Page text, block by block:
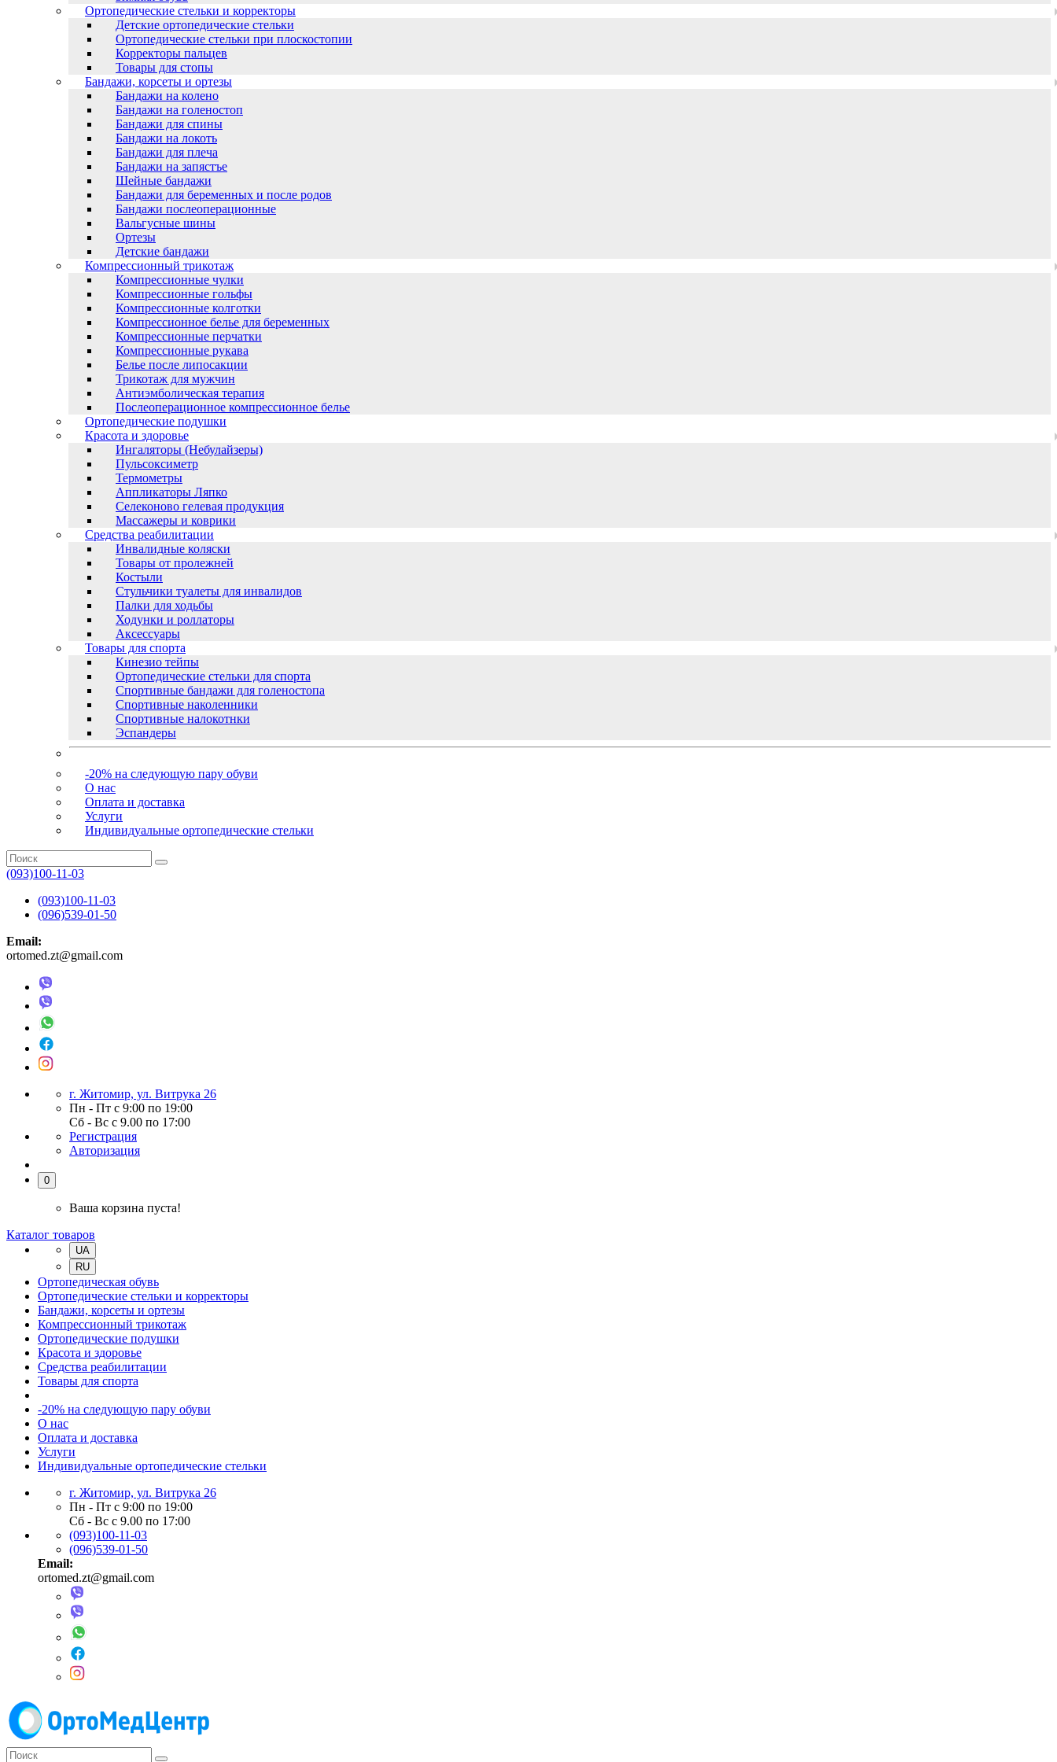
Ортопедические стельки и корректоры
Детские ортопедические стельки
Ортопедические стельки при плоскостопии
Корректоры пальцев
Товары для стопы
Бандажи, корсеты и ортезы
Бандажи на колено
Бандажи на голеностоп
Бандажи для спины
Бандажи на локоть
Бандажи для плеча
Бандажи на запястъе
Шейные бандажи
Бандажи для беременных и после родов
Бандажи послеоперационные
Вальгусные шины
Ортезы
Детские бандажи
Компрессионный трикотаж
Компрессионные чулки
Компрессионные гольфы
Компрессионные колготки
Компрессионное белье для беременных
Компрессионные перчатки
Компрессионные рукава
Белье после липосакции
Трикотаж для мужчин
Антиэмболическая терапия
Послеоперационное компрессионное белье
Ортопедические подушки
Красота и здоровье
Ингаляторы (Небулайзеры)
Пульсоксиметр
Термометры
Аппликаторы Ляпко
Селеконово гелевая продукция
Массажеры и коврики
Средства реабилитации
Инвалидные коляски
Товары от пролежней
Костыли
Стульчики туалеты для инвалидов
Палки для ходьбы
Ходунки и роллаторы
Аксессуары
Товары для спорта
Кинезио тейпы
Ортопедические стельки для спорта
Спортивные бандажи для голеностопа
Спортивные наколенники
Спортивные налокотнки
Эспандеры
-20% на следующую пару обуви
О нас
Оплата и доставка
Услуги
Индивидуальные ортопедические стельки
(093)100-11-03
(093)100-11-03
(096)539-01-50
Email:
ortomed.zt@gmail.com
г. Житомир, ул. Витрука 26
Пн - Пт с 9:00 по 19:00
Сб - Вс с 9.00 по 17:00
Регистрация
Авторизация
0
Ваша корзина пуста!
Каталог товаров
UA
RU
Ортопедическая обувь
Ортопедические стельки и корректоры
Бандажи, корсеты и ортезы
Компрессионный трикотаж
Ортопедические подушки
Красота и здоровье
Средства реабилитации
Товары для спорта
-20% на следующую пару обуви
О нас
Оплата и доставка
Услуги
Индивидуальные ортопедические стельки
г. Житомир, ул. Витрука 26
Пн - Пт с 9:00 по 19:00
Сб - Вс с 9.00 по 17:00
(093)100-11-03
(096)539-01-50
Email:
ortomed.zt@gmail.com